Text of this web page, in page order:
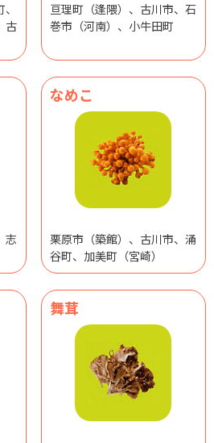
古
亘理町（逢隈）、古川市、石
巻市（河南）、小牛田町
志
なめこ
栗原市（築館）、古川市、涌
谷町、加美町（宮崎）
舞茸